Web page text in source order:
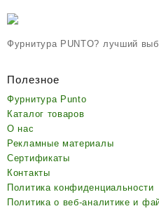
Фурнитура PUNTO? лучший
Полезное
Фурнитура Punto
Каталог товаров
О нас
Рекламные материалы
Сертификаты
Контакты
Политика конфиденциальности
Политика о веб-аналитике и